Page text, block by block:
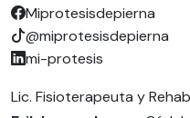
Miprotesisdepierna
@miprotesisdepierna
mi-protesis
Lic. Fisioterapeuta y